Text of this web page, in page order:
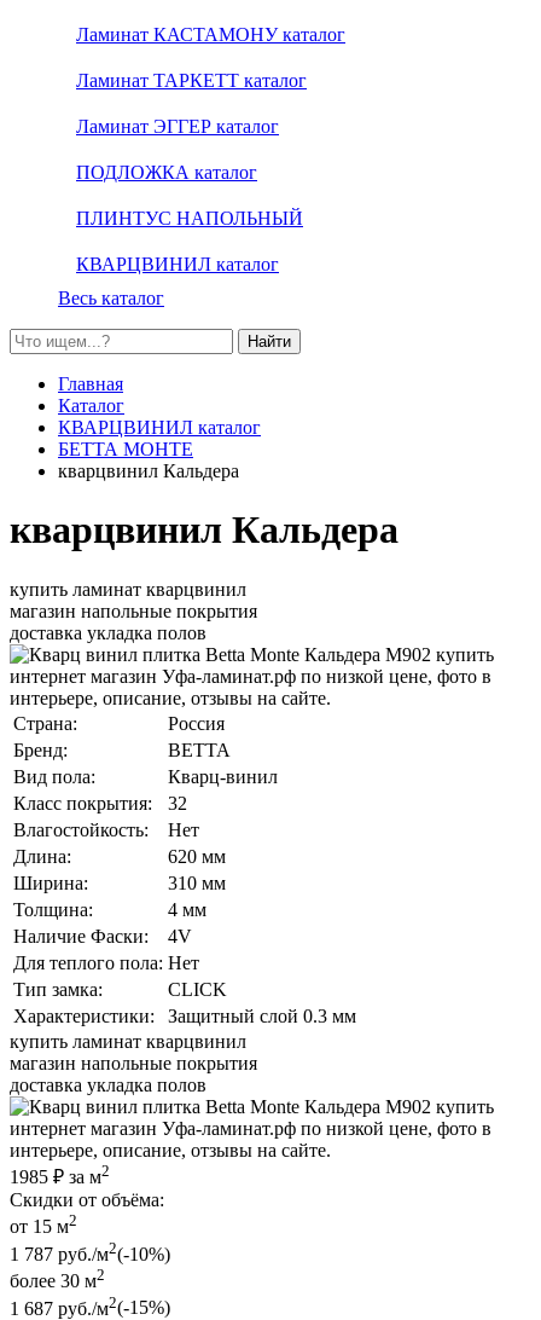
Ламинат КАСТАМОНУ каталог
Ламинат ТАРКЕТТ каталог
Ламинат ЭГГЕР каталог
ПОДЛОЖКА каталог
ПЛИНТУС НАПОЛЬНЫЙ
КВАРЦВИНИЛ каталог
Весь каталог
Найти
Главная
Каталог
КВАРЦВИНИЛ каталог
БЕТТА МОНТЕ
кварцвинил Кальдера
кварцвинил Кальдера
купить ламинат кварцвинил
магазин напольные покрытия
доставка укладка полов
Страна:
Россия
Бренд:
BETTA
Вид пола:
Кварц-винил
Класс покрытия:
32
Влагостойкость:
Нет
Длина:
620 мм
Ширина:
310 мм
Толщина:
4 мм
Наличие Фаски:
4V
Для теплого пола: Нет
Тип замка:
CLICK
Характеристики:
Защитный слой 0.3 мм
купить ламинат кварцвинил
магазин напольные покрытия
доставка укладка полов
1985 ₽ за м2
Скидки от объёма:
от 15 м2
1 787 руб./м2(-10%)
более 30 м2
1 687 руб./м2(-15%)